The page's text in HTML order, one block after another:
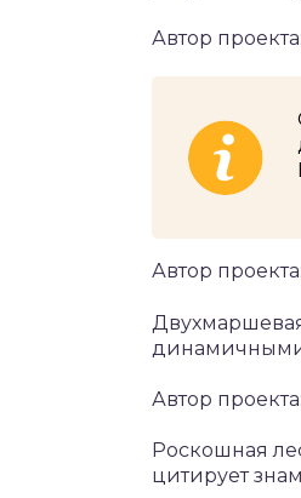
Автор
Автор
Автор
Роскошная
цитирует